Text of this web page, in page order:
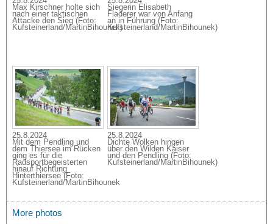
Max Kirschner holte sich
nach einer taktischen
Attacke den Sieg (Foto:
Kufsteinerland/MartinBihounek)
Siegerin Elisabeth
Fladerer war von Anfang
an in Führung (Foto:
Kufsteinerland/MartinBihounek)
25.8.2024
Mit dem Pendling und
dem Thiersee im Rücken
ging es für die
Radsportbegeisterten
hinauf Richtung
Hinterthiersee (Foto:
Kufsteinerland/MartinBihounek
25.8.2024
Dichte Wolken hingen
über den Wilden Kaiser
und den Pendling (Foto:
Kufsteinerland/MartinBihounek)
More photos